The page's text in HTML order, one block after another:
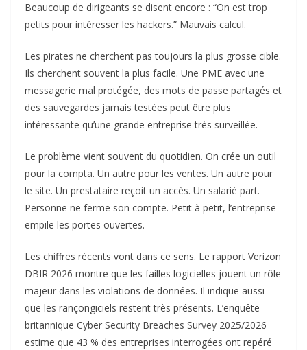
Beaucoup de dirigeants se disent encore : “On est trop
petits pour intéresser les hackers.” Mauvais calcul.
Les pirates ne cherchent pas toujours la plus grosse cible.
Ils cherchent souvent la plus facile. Une PME avec une
messagerie mal protégée, des mots de passe partagés et
des sauvegardes jamais testées peut être plus
intéressante qu’une grande entreprise très surveillée.
Le problème vient souvent du quotidien. On crée un outil
pour la compta. Un autre pour les ventes. Un autre pour
le site. Un prestataire reçoit un accès. Un salarié part.
Personne ne ferme son compte. Petit à petit, l’entreprise
empile les portes ouvertes.
Les chiffres récents vont dans ce sens. Le rapport Verizon
DBIR 2026 montre que les failles logicielles jouent un rôle
majeur dans les violations de données. Il indique aussi
que les rançongiciels restent très présents. L’enquête
britannique Cyber Security Breaches Survey 2025/2026
estime que 43 % des entreprises interrogées ont repéré